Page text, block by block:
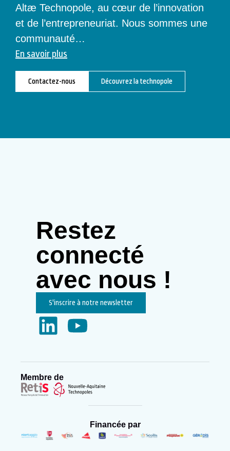
Altæ Technopole, au cœur de l’innovation
et de l’entrepreneuriat. Nous sommes une
communauté…
En savoir plus
Contactez-nous Découvrez la technopole
Restez
connecté
avec nous !
S'inscrire à notre newsletter
Membre de
Financée par